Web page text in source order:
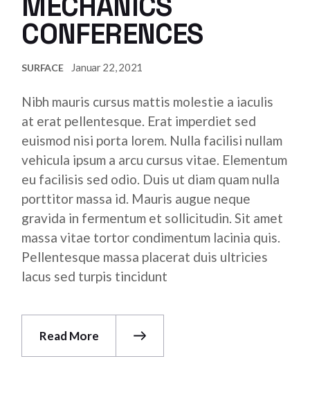
CONFERENCES
SURFACE Januar 22, 2021
Nibh mauris cursus mattis molestie a iaculis
at erat pellentesque. Erat imperdiet sed
euismod nisi porta lorem. Nulla facilisi nullam
vehicula ipsum a arcu cursus vitae. Elementum
eu facilisis sed odio. Duis ut diam quam nulla
porttitor massa id. Mauris augue neque
gravida in fermentum et sollicitudin. Sit amet
massa vitae tortor condimentum lacinia quis.
Pellentesque massa placerat duis ultricies
lacus sed turpis tincidunt
Read More